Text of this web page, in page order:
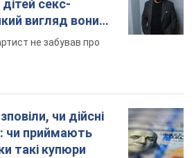
секс-
вигляд вони
не забував про
чи дійсні
чи приймають
такі купюри